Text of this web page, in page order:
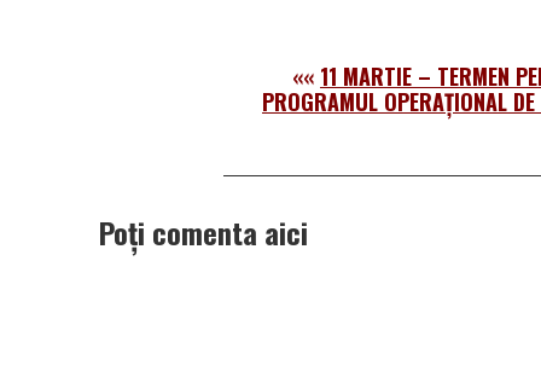
«« 11 MARTIE – TERMEN
PROGRAMUL OPERAŢIONAL
Poți comenta aici